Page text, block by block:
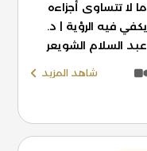
ما لا تتساوى أجزاءه
يكفي فيه الرؤية | د.
عبد السلام الشويعر
شاهد المزيد